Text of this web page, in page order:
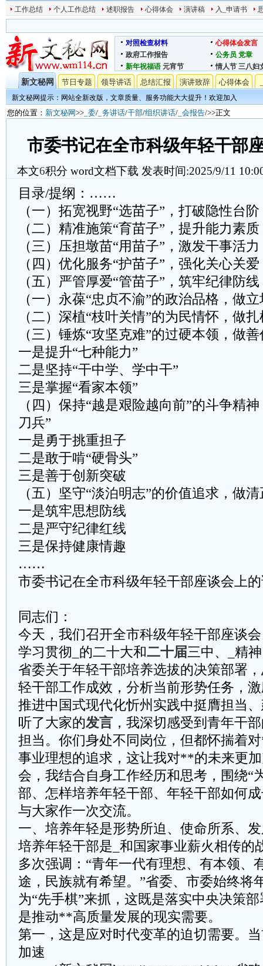
工作总结 个人工作总结 述职报告 心得体会 演讲稿 入_申请书
对照检查材料
心得体会发言
政府工作报告
公务员 党章
新年祝福语 元宵节 情人节 三八妇
新文秘网 节日专题 领导讲话 总结汇报 演讲致辞 心得体会
新文秘网提示：网站全新改版，文章质量、服务功能大大提升！欢迎加入
您的位置： 新文秘网>> _委/ _务讲话/干部/组织讲话/ _会报告/>>正文
市委书记在全市科级年轻干部
本文6积分 word文档下载 发表时间:2025/9/11
目录/提纲：……
（一）拓宽视野“选苗子”，打破隐性台阶
（二）精准施策“育苗子”，提升能力素质
（三）压担墩苗“用苗子”，激发干事活力
（四）优化服务“护苗子”，强化关心关爱
（五）严管厚爱“管苗子”，筑牢纪律防线
（一）永葆“忠贞不渝”的政治品格，做
（二）深植“枝叶关情”的为民情怀，做
（三）锤炼“攻坚克难”的过硬本领，做
一是提升“七种能力”
二是坚持“干中学、学中干”
三是掌握“看家本领”
（四）保持“越是艰险越向前”的斗争精
刀兵”
一是勇于挑重担子
二是敢于啃“硬骨头”
三是善于创新突破
（五）坚守“淡泊明志”的价值追求，做
一是筑牢思想防线
二是严守纪律红线
三是保持健康情趣
……
市委书记在全市科级年轻干部座谈会上
同志们：
今天，我们召开全市科级年轻干部座谈
学习贯彻_的二十大和二十届三中、_精
省委关于年轻干部培养选拔的决策部署，
轻干部工作成效，分析当前形势任务，
推进中国式现代化忻州实践中挺膺担当
听了大家的发言 ，我深切感受到青年干
担当。你们身处不同岗位，但都怀揣着
事业理想的追求，这让我对**的未来更
会，我结合自身工作经历和思考，围绕“
部、怎样培养年轻干部、年轻干部如何
与大家作一次交流。
一、培养年轻是形势所迫、使命所系、
培养年轻干部是_和国家事业薪火相传的
多次强调：“青年一代有理想、有本领、
途，民族就有希望。”省委、市委始终将
为“先手棋”来抓，这既是落实中央决策
是推动**高质量发展的现实需要。
第一，这是应对时代变革的迫切需要。
加速